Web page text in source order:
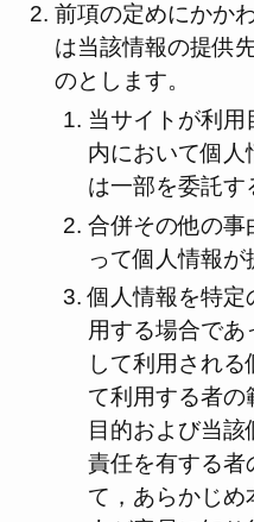
前項の定めにかか
は当該情報の提供
のとします。
当サイトが利用
内において個人
は一部を委託す
合併その他の事
って個人情報
個人情報を特定
用する場合であ
して利用され
て利用する者の
目的および当
責任を有する者
て，あらかじめ